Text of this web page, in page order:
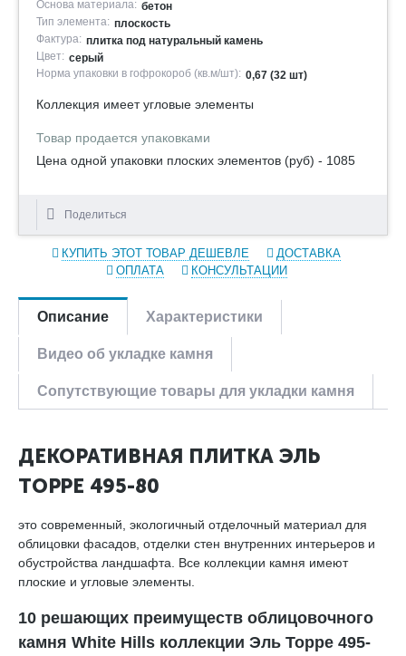
Основа материала: бетон
Тип элемента: плоскость
Фактура: плитка под натуральный камень
Цвет: серый
Норма упаковки в гофрокороб (кв.м/шт): 0,67 (32 шт)
Коллекция имеет угловые элементы
Товар продается упаковками
Цена одной упаковки плоских элементов (руб) - 1085
Поделиться
КУПИТЬ ЭТОТ ТОВАР ДЕШЕВЛЕ
ДОСТАВКА
ОПЛАТА
КОНСУЛЬТАЦИИ
Описание Характеристики
Видео об укладке камня
Сопутствующие товары для укладки камня
ДЕКОРАТИВНАЯ ПЛИТКА ЭЛЬ
ТОРРЕ 495-80
это современный, экологичный отделочный материал для
облицовки фасадов, отделки стен внутренних интерьеров и
обустройства ландшафта. Все коллекции камня имеют
плоские и угловые элементы.
10 решающих преимуществ облицовочного
камня White Hills коллекции Эль Торре 495-